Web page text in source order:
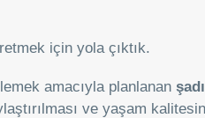
için yola çıktık.
amacıyla planlanan
ve yaşam